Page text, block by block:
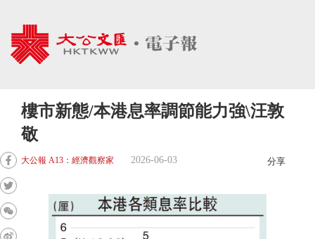
樓市新態/本港息率調節能力強\汪敦
敬
大公報 A13：經濟觀察家 2026-06-03 分享